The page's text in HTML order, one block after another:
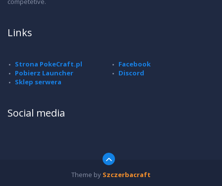
Links
Strona PokeCraft.pl
Pobierz Launcher
Sklep serwera
Facebook
Discord
Social media
Theme by Szczerbacraft